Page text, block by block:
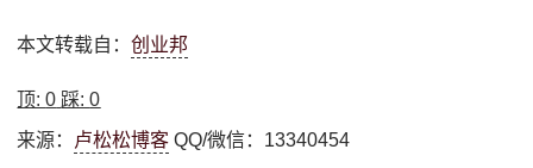
本文转载自：创业邦
顶:0 踩:0
来源： 卢松松博客 QQ/微信：13340454